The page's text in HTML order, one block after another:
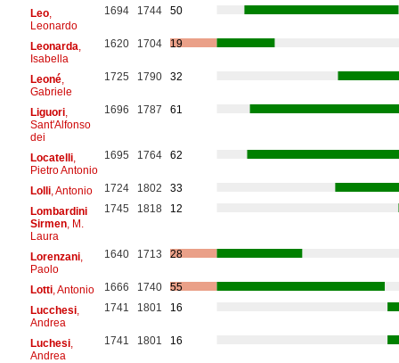
Leo,
Leonardo
1694 1744 50
Leonarda
Isabella
1620 1704 19
Leoné,
Gabriele
1725 1790 32
Liguori,
Sant'Alfonso
dei
1696 1787 61
Locatelli,
Pietro Antonio
1695 1764 62
Lolli, Antonio 1724 1802
33
Lombardini
Sirmen, M.
Laura
1745 1818 12
Lorenzani,
Paolo
1640 1713 28
Lotti, Antonio 1666 1740
55
Lucchesi,
Andrea
1741 1801 16
Luchesi,
Andrea
1741 1801 16